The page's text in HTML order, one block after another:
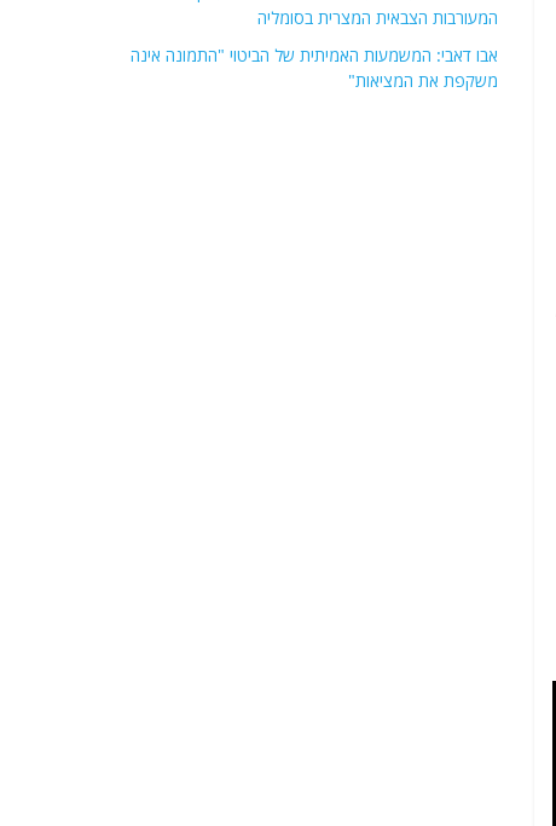
המעורבות הצבאית המצרית בסומליה
אבו דאבי: המשמעות האמיתית של הביטוי "התמונה אינה
משקפת את המציאות"